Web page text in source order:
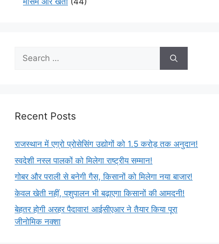
Recent Posts
राजस्थान में एग्रो प्रोसेसिंग उद्योगों को 1.5 करोड़ तक अनुदान!
स्वदेशी नस्ल पालकों को मिलेगा राष्ट्रीय सम्मान!
गोबर और पराली से बनेगी गैस, किसानों को मिलेगा नया बाजार!
केवल खेती नहीं, पशुपालन भी बढ़ाएगा किसानों की आमदनी!
बेहतर होगी अरहर पैदावार! आईसीएआर ने तैयार किया पूरा
जीनोमिक नक्शा